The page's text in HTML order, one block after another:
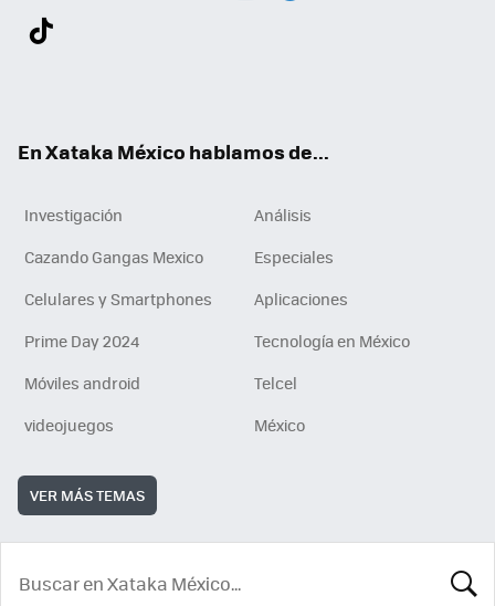
En Xataka México hablamos de...
Investigación
Análisis
Cazando Gangas Mexico
Especiales
Celulares y Smartphones
Aplicaciones
Prime Day 2024
Tecnología en México
Móviles android
Telcel
videojuegos
México
VER MÁS TEMAS